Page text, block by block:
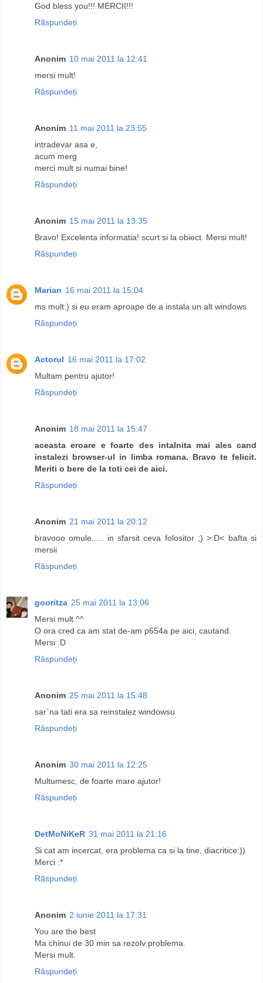
God bless you!!! MERCII!!!
Răspundeți
Anonim 10 mai 2011 la 12:41
mersi mult!
Răspundeți
Anonim 11 mai 2011 la 23:55
intradevar asa e,
acum merg
merci mult si numai bine!
Răspundeți
Anonim 15 mai 2011 la 13:35
Bravo! Excelenta informatia! scurt si la obiect. Mersi mult!
Răspundeți
Marian 16 mai 2011 la 15:04
ms mult:) si eu eram aproape de a instala un alt windows
Răspundeți
Actorul 16 mai 2011 la 17:02
Multam pentru ajutor!
Răspundeți
Anonim 18 mai 2011 la 15:47
aceasta eroare e foarte des intalnita mai ales cand
instalezi browser-ul in limba romana. Bravo te felicit.
Meriti o bere de la toti cei de aici.
Răspundeți
Anonim 21 mai 2011 la 20:12
bravooo omule..... in sfarsit ceva folositor ;) >:D< bafta si
mersii
Răspundeți
gooritza 25 mai 2011 la 13:06
Mersi mult ^^
O ora cred ca am stat de-am p654a pe aici, cautand.
Mersi :D
Răspundeți
Anonim 25 mai 2011 la 15:48
sar`na tati era sa reinstalez windowsu
Răspundeți
Anonim 30 mai 2011 la 12:25
Multumesc, de foarte mare ajutor!
Răspundeți
DetMoNiKeR 31 mai 2011 la 21:16
Si cat am incercat, era problema ca si la tine, diacritice:))
Merci :*
Răspundeți
Anonim 2 iunie 2011 la 17:31
You are the best
Ma chinui de 30 min sa rezolv problema.
Mersi mult.
Răspundeți